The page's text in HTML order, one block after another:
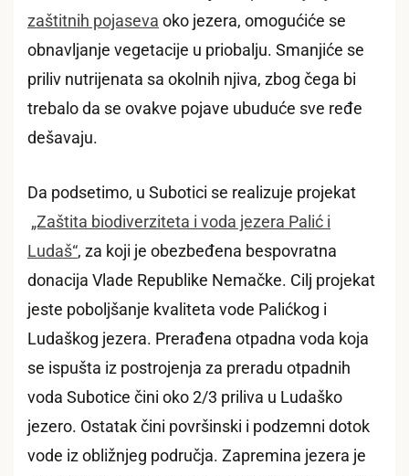
zaštitnih pojaseva oko jezera, omogućiće se
obnavljanje vegetacije u priobalju. Smanjiće se
priliv nutrijenata sa okolnih njiva, zbog čega bi
trebalo da se ovakve pojave ubuduće sve ređe
dešavaju.
Da podsetimo, u Subotici se realizuje projekat
„Zaštita biodiverziteta i voda jezera Palić i
Ludaš“, za koji je obezbeđena bespovratna
donacija Vlade Republike Nemačke. Cilj projekat
jeste poboljšanje kvaliteta vode Palićkog i
Ludaškog jezera. Prerađena otpadna voda koja
se ispušta iz postrojenja za preradu otpadnih
voda Subotice čini oko 2/3 priliva u Ludaško
jezero. Ostatak čini površinski i podzemni dotok
vode iz obližnjeg područja. Zapremina jezera je